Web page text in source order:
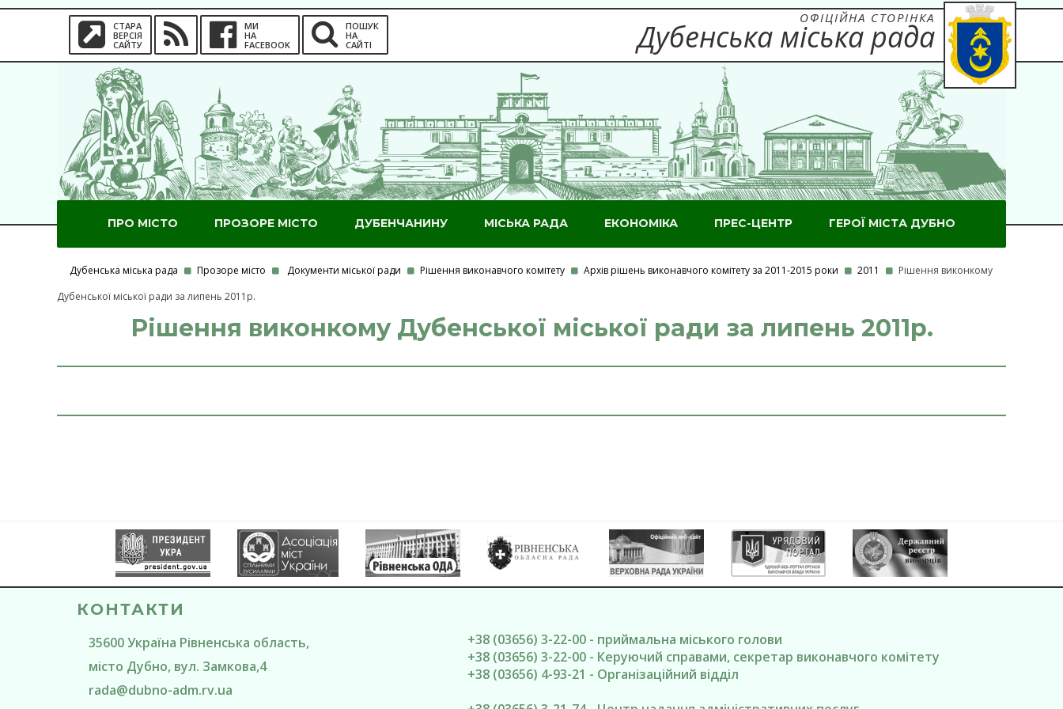
СТАРА
ВЕРСІЯ
САЙТУ
МИ
НА
FACEBOOK
ПОШУК
НА
САЙТІ
ОФІЦІЙНА СТОРІНКА
Дубенська міська рада
ПРО МІСТО ПРОЗОРЕ МІСТО ДУБЕНЧАНИНУ МІСЬКА РАДА ЕКОНОМІКА ПРЕС-ЦЕНТР ГЕРОЇ МІСТА ДУБНО
Дубенська міська рада Прозоре місто Документи міської ради Рішення виконавчого комітету Архів рішень виконавчого комітету за 2011-2015 роки 2011
Рішення виконкому
Дубенської міської ради за липень 2011р.
Рішення виконкому Дубенської міської ради за липень 2011р.
КОНТАКТИ
35600Україна Рівненська область,
місто Дубно, вул. Замкова,4
rada@dubno-adm.rv.ua
+38 (03656) 3-22-00 - приймальна міського голови
+38 (03656) 3-22-00 - Керуючий справами, секретар виконавчого комітету
+38 (03656) 4-93-21 - Організаційний відділ